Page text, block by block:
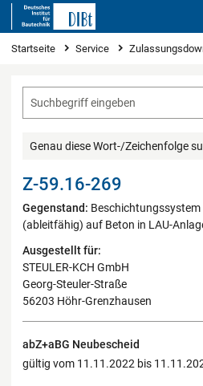
Sie sind hier
Startseite Service
Genau diese Wort-/Zeichenfolge
Z-59.16-269
Gegenstand: Beschichtungssystem
(ableitfähig) auf Beton in LAU-
Ausgestellt für:
STEULER-KCH GmbH
Georg-Steuler-Straße
56203 Höhr-Grenzhausen
abZ+aBG Neubescheid
gültig vom 11.11.2022 bis